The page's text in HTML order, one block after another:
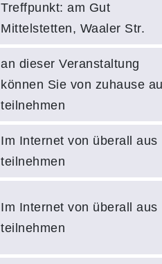
Treffpunkt: am Gut
Mittelstetten, Waaler Str.
an dieser Veranstaltung
können Sie von zuhause
teilnehmen
Im Internet von überall aus
teilnehmen
Im Internet von überall aus
teilnehmen